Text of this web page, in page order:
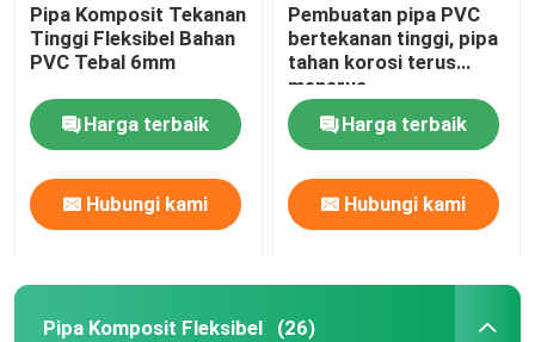
Pipa Komposit Tekanan
Tinggi Fleksibel Bahan
PVC Tebal 6mm
Harga terbaik
Hubungi kami
Pembuatan pipa PVC
bertekanan tinggi, pipa
tahan korosi terus
menerus
Harga terbaik
Hubungi kami
Pipa Komposit Fleksibel (26)